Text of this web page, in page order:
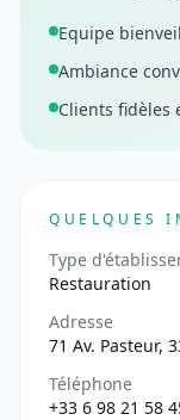
Equipe
Ambiance
Clients fidèles
QUELQUES
Type
Restauration
Adresse
71 Av. Pasteur,
Téléphone
+33 6 98 21 58